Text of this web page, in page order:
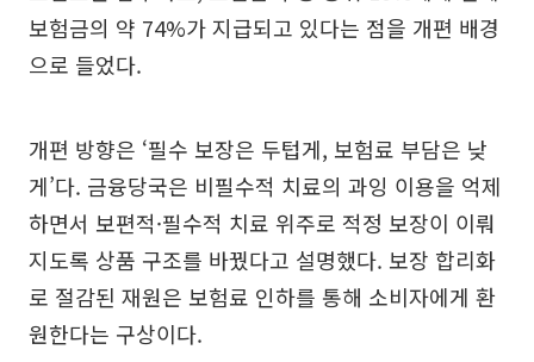
보험금의 약 74%가 지급되고 있다는 점을 개편 배경
으로 들었다.
개편 방향은 ‘필수 보장은 두텁게, 보험료 부담은 낮
게’다. 금융당국은 비필수적 치료의 과잉 이용을 억제
하면서 보편적·필수적 치료 위주로 적정 보장이 이뤄
지도록 상품 구조를 바꿨다고 설명했다. 보장 합리화
로 절감된 재원은 보험료 인하를 통해 소비자에게 환
원한다는 구상이다.